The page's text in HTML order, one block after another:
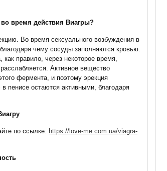
время действия Виагры?
Во время сексуального возбуждения в
чему сосуды заполняются кровью.
правило, через некоторое время,
Активное вещество
фермента, и поэтому эрекция
пенисе остаются активными, благодаря
по ссылке: https://love-me.com.ua/viagra-